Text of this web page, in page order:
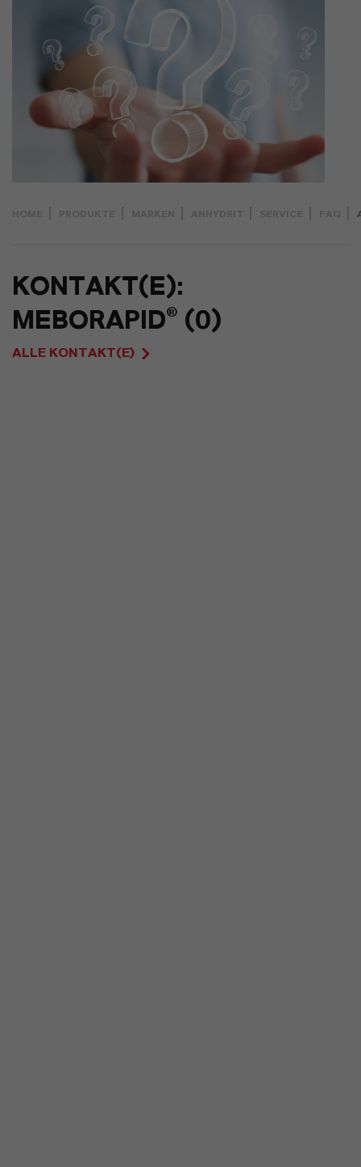
KONTAKT(E):
MEBORAPID® (0)
ALLE KONTAKT(E)